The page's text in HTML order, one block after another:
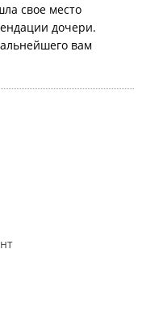
свое место
дочери.
вам